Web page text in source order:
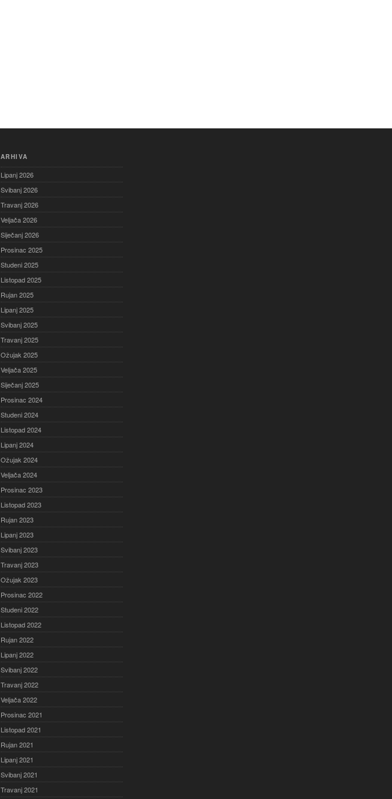
ARHIVA
Lipanj 2026
Svibanj 2026
Travanj 2026
Veljača 2026
Siječanj 2026
Prosinac 2025
Studeni 2025
Listopad 2025
Rujan 2025
Lipanj 2025
Svibanj 2025
Travanj 2025
Ožujak 2025
Veljača 2025
Siječanj 2025
Prosinac 2024
Studeni 2024
Listopad 2024
Lipanj 2024
Ožujak 2024
Veljača 2024
Prosinac 2023
Listopad 2023
Rujan 2023
Lipanj 2023
Svibanj 2023
Travanj 2023
Ožujak 2023
Prosinac 2022
Studeni 2022
Listopad 2022
Rujan 2022
Lipanj 2022
Svibanj 2022
Travanj 2022
Veljača 2022
Prosinac 2021
Listopad 2021
Rujan 2021
Lipanj 2021
Svibanj 2021
Travanj 2021